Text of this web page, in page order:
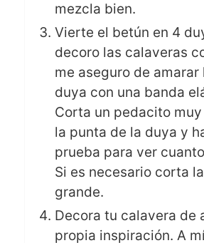
mezcla bien.
Vierte el betún en 4
decoro las calaveras
me aseguro de amarar
duya con una banda
Corta un pedacito
la punta de la duya y
prueba para ver
Si es necesario corta
grande.
Decora tu calavera de
propia inspiración. A